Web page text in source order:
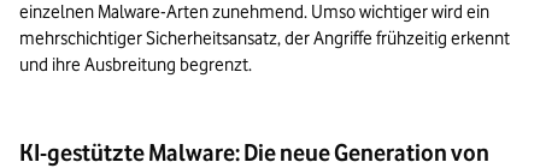
einzelnen Malware-Arten zunehmend. Umso wichtiger wird ein
mehrschichtiger Sicherheitsansatz, der Angriffe frühzeitig erkennt
und ihre Ausbreitung begrenzt.
KI-gestützte Malware: Die neue Generation von